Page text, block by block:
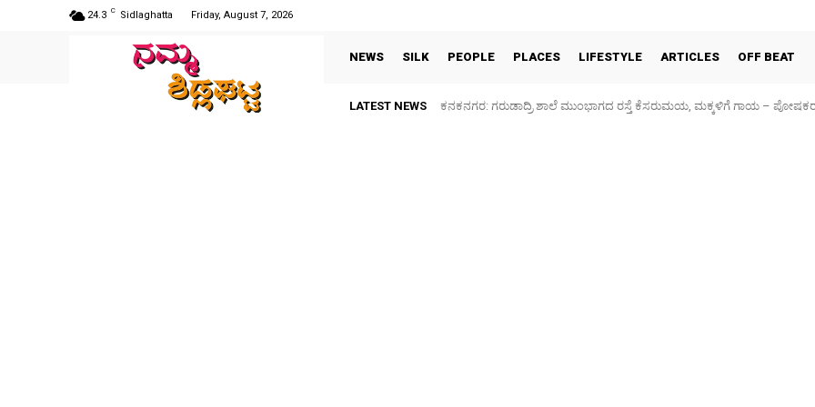
24.3 C Sidlaghatta Friday, August 7, 2026
NEWS SILK PEOPLE PLACES LIFESTYLE ARTICLES OFF BEAT
LATEST NEWS ಕನಕನಗರ: ಗರುಡಾದ್ರಿ ಶಾಲೆ ಮುಂಭಾಗದ ರಸ್ತೆ ಕೆಸರುಮಯ, ಮಕ್ಕಳಿಗೆ ಗಾಯ –